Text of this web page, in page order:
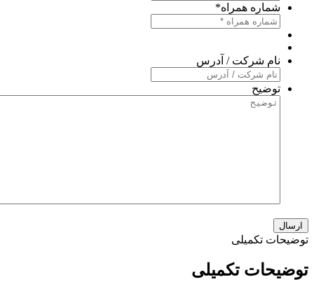
شماره همراه *
نام شرکت / آدرس
توضیح
تکمیلی
تکمیلی